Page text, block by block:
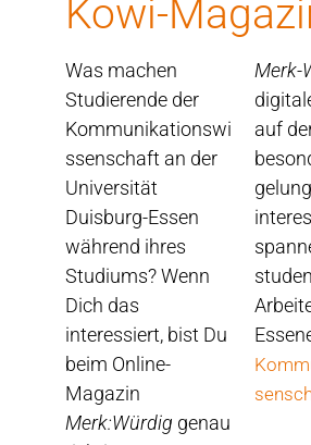
Kowi-
Was machen
Studierende der
Kommunikationswi
ssenschaft an der
Universität
Duisburg-Essen
während ihres
Studiums? Wenn
Dich das
interessiert, bist Du
beim Online-
Magazin
Merk:Würdig genau
Merk-
auf